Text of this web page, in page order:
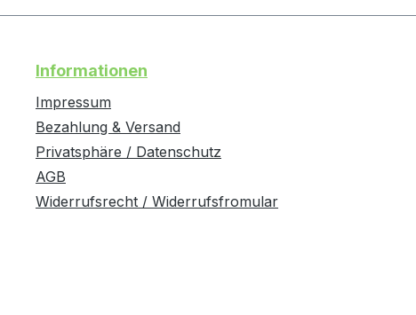
Informationen
Impressum
Bezahlung & Versand
Privatsphäre / Datenschutz
AGB
Widerrufsrecht / Widerrufsfromular